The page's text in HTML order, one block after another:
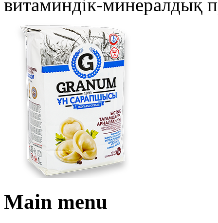
витаминдік-минералдық
Main menu